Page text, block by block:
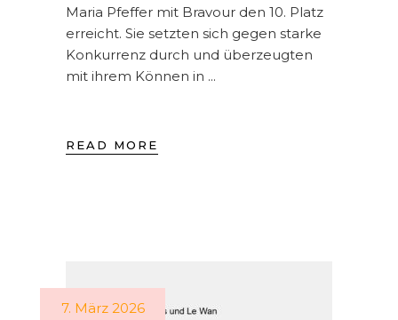
Maria Pfeffer mit Bravour den 10. Platz
erreicht. Sie setzten sich gegen starke
Konkurrenz durch und überzeugten
mit ihrem Können in
READ MORE
7. März 2026